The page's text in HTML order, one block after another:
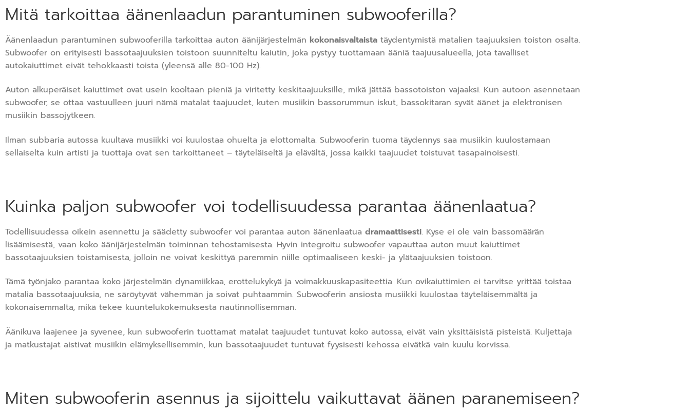
Mitä tarkoittaa äänenlaadun parantuminen subwooferilla?
Äänenlaadun parantuminen subwooferilla tarkoittaa auton äänijärjestelmän kokonaisvaltaista täydentymistä matalien taajuuksien toiston osalta.
Subwoofer on erityisesti bassotaajuuksien toistoon suunniteltu kaiutin, joka pystyy tuottamaan ääniä taajuusalueella, jota tavalliset
autokaiuttimet eivät tehokkaasti toista (yleensä alle 80-100 Hz).
Auton alkuperäiset kaiuttimet ovat usein kooltaan pieniä ja viritetty keskitaajuuksille, mikä jättää bassotoiston vajaaksi. Kun autoon asennetaan
subwoofer, se ottaa vastuulleen juuri nämä matalat taajuudet, kuten musiikin bassorummun iskut, bassokitaran syvät äänet ja elektronisen
musiikin bassojytkeen.
Ilman subbaria autossa kuultava musiikki voi kuulostaa ohuelta ja elottomalta. Subwooferin tuoma täydennys saa musiikin kuulostamaan
sellaiselta kuin artisti ja tuottaja ovat sen tarkoittaneet – täyteläiseltä ja elävältä, jossa kaikki taajuudet toistuvat tasapainoisesti.
Kuinka paljon subwoofer voi todellisuudessa parantaa äänenlaatua?
Todellisuudessa oikein asennettu ja säädetty subwoofer voi parantaa auton äänenlaatua dramaattisesti. Kyse ei ole vain bassomäärän
lisäämisestä, vaan koko äänijärjestelmän toiminnan tehostamisesta. Hyvin integroitu subwoofer vapauttaa auton muut kaiuttimet
bassotaajuuksien toistamisesta, jolloin ne voivat keskittyä paremmin niille optimaaliseen keski- ja ylätaajuuksien toistoon.
Tämä työnjako parantaa koko järjestelmän dynamiikkaa, erottelukykyä ja voimakkuuskapasiteettia. Kun ovikaiuttimien ei tarvitse yrittää toistaa
matalia bassotaajuuksia, ne säröytyvät vähemmän ja soivat puhtaammin. Subwooferin ansiosta musiikki kuulostaa täyteläisemmältä ja
kokonaisemmalta, mikä tekee kuuntelukokemuksesta nautinnollisemman.
Äänikuva laajenee ja syvenee, kun subwooferin tuottamat matalat taajuudet tuntuvat koko autossa, eivät vain yksittäisistä pisteistä. Kuljettaja
ja matkustajat aistivat musiikin elämyksellisemmin, kun bassotaajuudet tuntuvat fyysisesti kehossa eivätkä vain kuulu korvissa.
Miten subwooferin asennus ja sijoittelu vaikuttavat äänen paranemiseen?